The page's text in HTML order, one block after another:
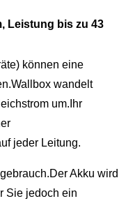
Leistung bis zu 43
können eine
wandelt
um.Ihr
jeder Leitung.
Akku wird
Sie jedoch ein